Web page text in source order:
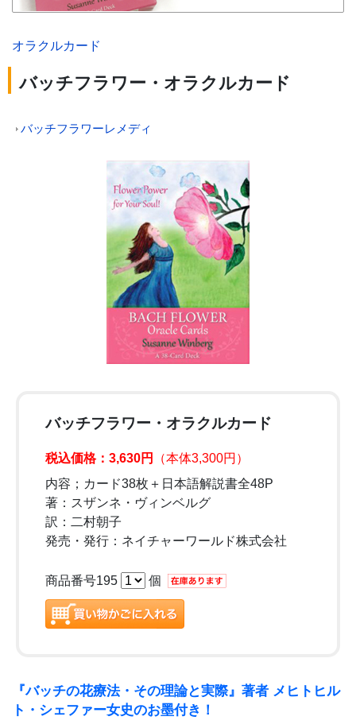
オラクルカード
バッチフラワー・オラクルカード
バッチフラワーレメディ
バッチフラワー・オラクルカード
税込価格：3,630円
（本体3,300円）
内容；カード38枚＋日本語解説書全48P
著：スザンネ・ヴィンベルグ
訳：二村朝子
発売・発行：ネイチャーワールド株式会社
商品番号195 個
『バッチの花療法・その理論と実際』著者 メヒトヒル
ト・シェファー女史のお墨付き！